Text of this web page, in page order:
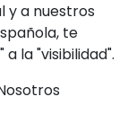
y a nuestros
te
la "visibilidad".